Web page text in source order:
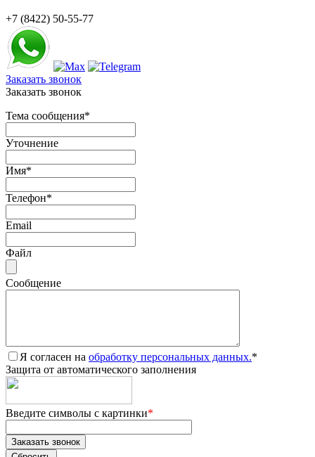
+7 (8422) 50-55-77
Заказать звонок
Заказать звонок
Тема сообщения*
Уточнение
Имя*
Телефон*
Email
Файл
Сообщение
Я согласен на обработку персональных данных.*
Защита от автоматического заполнения
Введите символы с картинки*